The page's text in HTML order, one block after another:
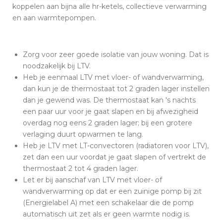
koppelen aan bijna alle hr-ketels, collectieve verwarming
en aan warmtepompen.
Zorg voor zeer goede isolatie van jouw woning. Dat is
noodzakelijk bij LTV.
Heb je eenmaal LTV met vloer- of wandverwarming,
dan kun je de thermostaat tot 2 graden lager instellen
dan je gewend was. De thermostaat kan 's nachts
een paar uur voor je gaat slapen en bij afwezigheid
overdag nog eens 2 graden lager; bij een grotere
verlaging duurt opwarmen te lang.
Heb je LTV met LT-convectoren (radiatoren voor LTV),
zet dan een uur voordat je gaat slapen of vertrekt de
thermostaat 2 tot 4 graden lager.
Let er bij aanschaf van LTV met vloer- of
wandverwarming op dat er een zuinige pomp bij zit
(Energielabel A) met een schakelaar die de pomp
automatisch uit zet als er geen warmte nodig is.